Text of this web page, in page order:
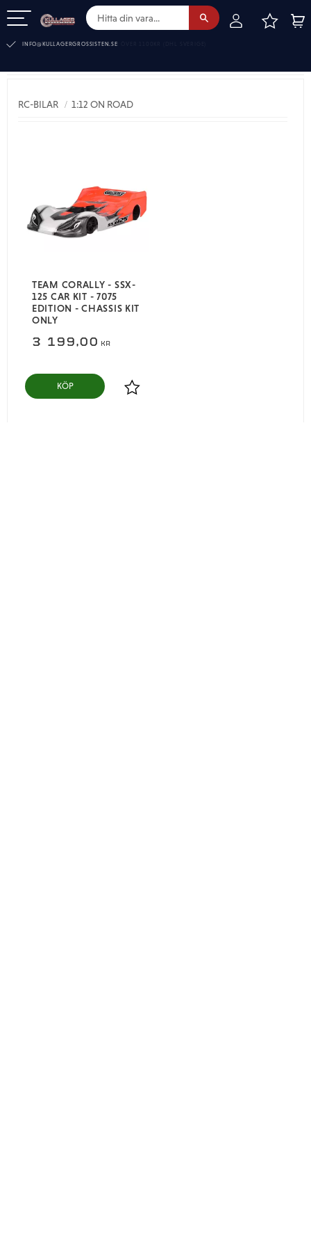
FRAKTFRITT VID BESTÄLLNINGAR ÖVER 1100KR (DHL SVERIGE)
INFO@KULLAGERGROSSISTEN.SE
RC-BILAR 1:12 ON ROAD
TEAM CORALLY - SSX-
125 CAR KIT - 7075
EDITION - CHASSIS KIT
ONLY
3 199,00 KR
Lägg till i favoriter
KÖP